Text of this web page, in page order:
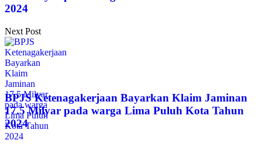
2024
Next Post
BPJS Ketenagakerjaan Bayarkan Klaim Jaminan
17.5 Milyar pada warga Lima Puluh Kota Tahun
2024